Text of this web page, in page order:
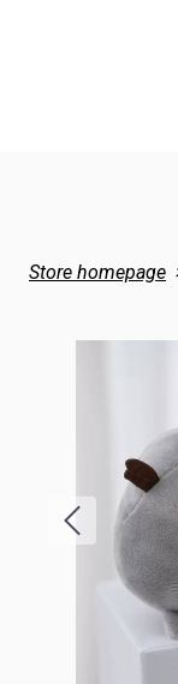
Store homepage